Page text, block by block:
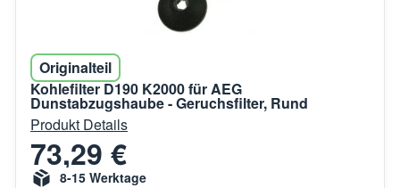
Originalteil
Kohlefilter D190 K2000 für AEG
Dunstabzugshaube - Geruchsfilter, Rund
Produkt Details
73,29 €
8-15 Werktage